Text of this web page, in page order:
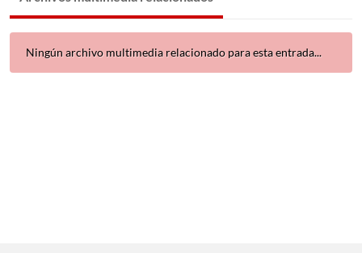
Ningún archivo multimedia relacionado para esta entrada...